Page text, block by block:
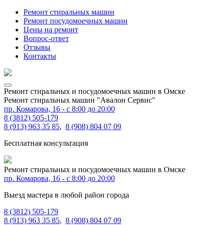
Ремонт стиральных машин
Ремонт посудомоечных машин
Цены на ремонт
Вопрос-ответ
Отзывы
Контакты
Ремонт стиральных и посудомоечных машин в Омске
Ремонт стиральных машин "Авалон Сервис"
пр. Комарова, 16 - с 8:00 до 20:00
8 (3812) 505-179
8 (913) 963 35 85, 8 (908) 804 07 09
Бесплатная консультация
Ремонт стиральных и посудомоечных машин в Омске
пр. Комарова, 16 - с 8:00 до 20:00
Выезд мастера в любой район города
8 (3812) 505-179
8 (913) 963 35 85, 8 (908) 804 07 09